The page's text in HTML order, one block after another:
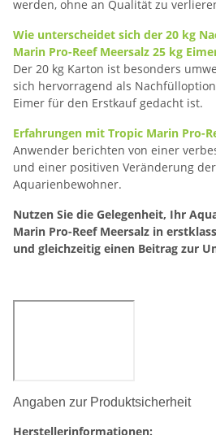
werden, ohne an Qualität zu
Wie unterscheidet sich der 20 kg
Marin Pro-Reef Meersalz 25 kg
Der 20 kg Karton ist besonders
sich hervorragend als
Eimer für den Erstkauf gedacht ist.
Erfahrungen mit Tropic Marin Pro-
Anwender berichten von einer
und einer positiven Veränderung
Aquarienbewohner.
Nutzen Sie die Gelegenheit, Ihr
Marin Pro-Reef Meersalz in
und gleichzeitig einen Beitrag zur
Angaben zur Produktsicherheit
Herstellerinformationen: